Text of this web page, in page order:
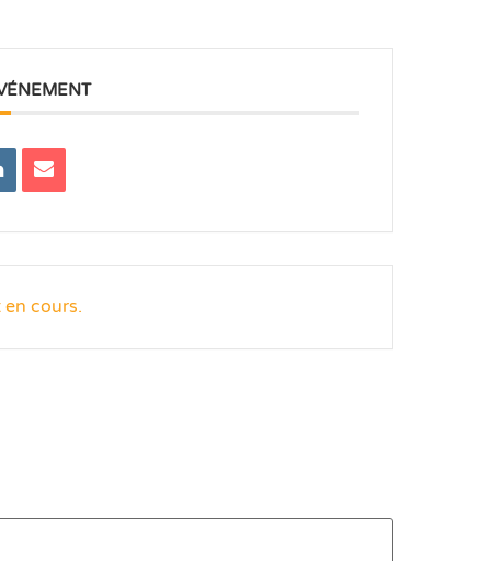
cours.